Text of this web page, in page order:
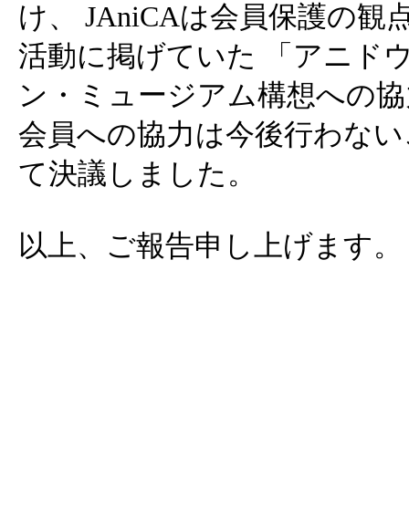
け、 JAniCAは会員保護の観
活動に掲げていた 「アニド
ン・ミュージアム構想への
会員への協力は今後行わな
て決議しました。
以上、ご報告申し上げます。